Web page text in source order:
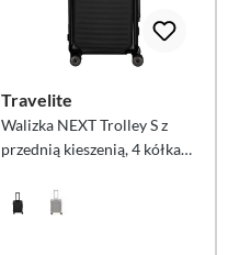
Travelite
Walizka NEXT Trolley S z
przednią kieszenią, 4 kółka